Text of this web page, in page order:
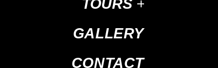
TOURS
GALLERY
CONTACT